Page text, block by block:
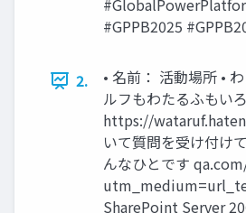
#GPPB2025
2.
• 名前： 活動場所 •
ルフもわたるふもい
https://
いて質問を受け付け
んなひとです
SharePoint Server